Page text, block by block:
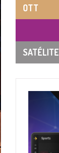
OTT
SATÉLITE